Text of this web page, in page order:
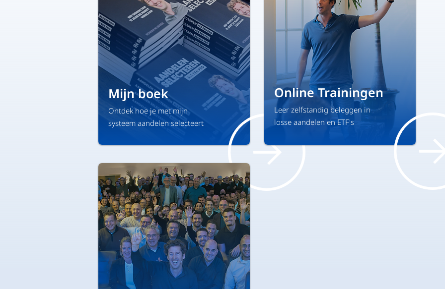
Mijn boek
Ontdek hoe je met mijn
systeem aandelen selecteert
Online Trainingen
Leer zelfstandig beleggen in
losse aandelen en ETF's